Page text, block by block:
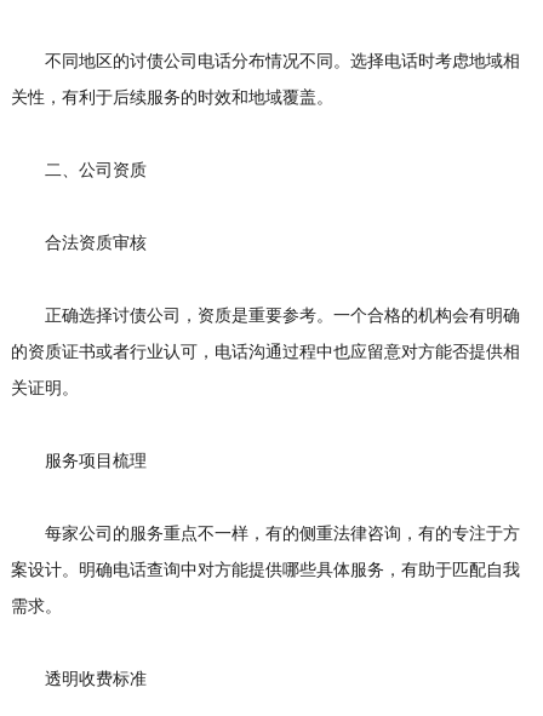
不同地区的讨债公司电话分布情况不同。选择电话时考虑地域相
关性，有利于后续服务的时效和地域覆盖。
二、公司资质
合法资质审核
正确选择讨债公司，资质是重要参考。一个合格的机构会有明确
的资质证书或者行业认可，电话沟通过程中也应留意对方能否提供相
关证明。
服务项目梳理
每家公司的服务重点不一样，有的侧重法律咨询，有的专注于方
案设计。明确电话查询中对方能提供哪些具体服务，有助于匹配自我
需求。
透明收费标准